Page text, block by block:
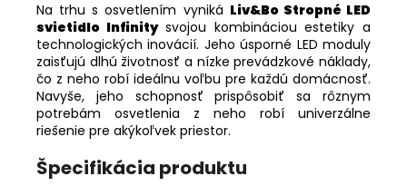
Na trhu s osvetlením vyniká Liv&Bo Stropné LED
svietidlo Infinitysvojou kombináciou estetiky a
technologických inovácií. Jeho úsporné LED moduly
zaisťujú dlhú životnosť a nízke prevádzkové náklady,
čo z neho robí ideálnu voľbu pre každú domácnosť.
Navyše, jeho schopnosť prispôsobiť sa rôznym
potrebám osvetlenia z neho robí univerzálne
riešenie pre akýkoľvek priestor.
Špecifikácia produktu